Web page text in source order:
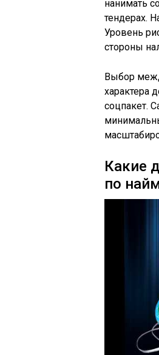
нанимать
тендерах.
Уровень
стороны
Выбор
характера
соцпакет.
Какие
по